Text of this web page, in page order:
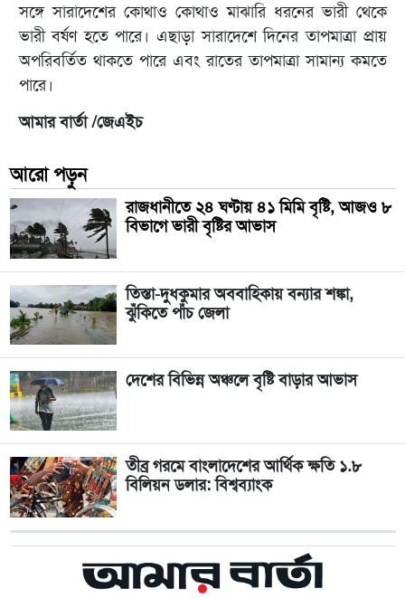
সঙ্গে সারাদেশের কোথাও কোথাও মাঝারি ধরনের ভারী থেকে
ভারী বর্ষণ হতে পারে। এছাড়া সারাদেশে দিনের তাপমাত্রা প্রায়
অপরিবর্তিত থাকতে পারে এবং রাতের তাপমাত্রা সামান্য কমতে
পারে।
আমার বার্তা /জেএইচ
আরো পড়ুন
রাজধানীতে ২৪ ঘণ্টায় ৪১ মিমি বৃষ্টি, আজও ৮
বিভাগে ভারী বৃষ্টির আভাস
তিস্তা-দুধকুমার অববাহিকায় বন্যার শঙ্কা,
ঝুঁকিতে পাঁচ জেলা
দেশের বিভিন্ন অঞ্চলে বৃষ্টি বাড়ার আভাস
তীব্র গরমে বাংলাদেশের আর্থিক ক্ষতি ১.৮
বিলিয়ন ডলার: বিশ্বব্যাংক